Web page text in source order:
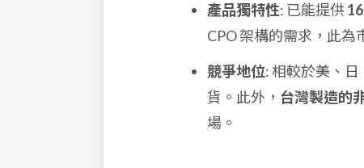
產品獨特性: 已能提供
CPO 架構的需求，此為
競爭地位: 相較於美、
貨。此外， 台灣製造的
場。